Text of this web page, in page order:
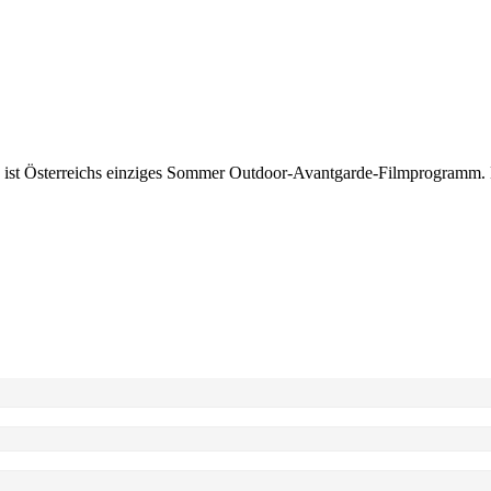
Österreichs einziges Sommer Outdoor-Avantgarde-